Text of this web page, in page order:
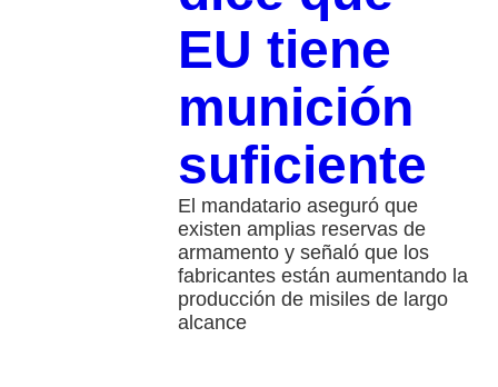
EU tiene
munición
suficiente
El mandatario aseguró que
existen amplias reservas de
armamento y señaló que los
fabricantes están aumentando la
producción de misiles de largo
alcance